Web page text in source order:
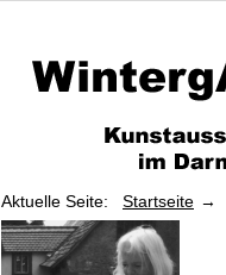
Aktuelle Seite: Startseite